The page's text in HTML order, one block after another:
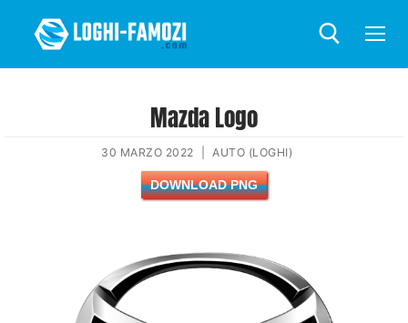
Mazda Logo
30 MARZO 2022 AUTO (LOGHI)
DOWNLOAD PNG